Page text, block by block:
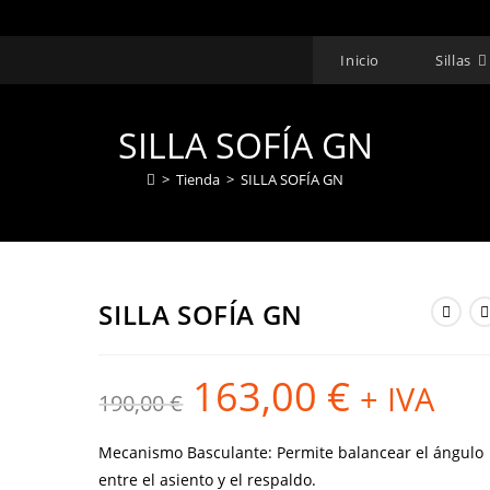
Inicio Sillas
SILLA SOFÍA GN
> Tienda > SILLA SOFÍA GN
SILLA SOFÍA GN
190,00€
El
precio
original
190,00 €.
163,00 €El
precio
actual
163,00 €.
+ IVA
Mecanismo Basculante: Permite balancear el ángulo
entre el asiento y el respaldo.